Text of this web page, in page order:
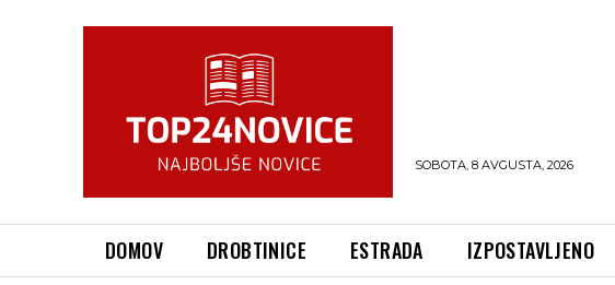
SOBOTA, 8 AVGUSTA, 2026
DOMOV DROBTINICE ESTRADA IZPOSTAVLJENO